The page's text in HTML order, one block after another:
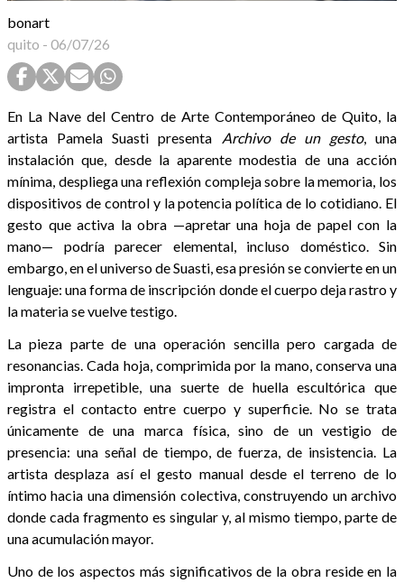
bonart
quito - 06/07/26
En La Nave del Centro de Arte Contemporáneo de Quito, la
artista Pamela Suasti presenta Archivo de un gesto, una
instalación que, desde la aparente modestia de una acción
mínima, despliega una reflexión compleja sobre la memoria, los
dispositivos de control y la potencia política de lo cotidiano. El
gesto que activa la obra —apretar una hoja de papel con la
mano— podría parecer elemental, incluso doméstico. Sin
embargo, en el universo de Suasti, esa presión se convierte en un
lenguaje: una forma de inscripción donde el cuerpo deja rastro y
la materia se vuelve testigo.
La pieza parte de una operación sencilla pero cargada de
resonancias. Cada hoja, comprimida por la mano, conserva una
impronta irrepetible, una suerte de huella escultórica que
registra el contacto entre cuerpo y superficie. No se trata
únicamente de una marca física, sino de un vestigio de
presencia: una señal de tiempo, de fuerza, de insistencia. La
artista desplaza así el gesto manual desde el terreno de lo
íntimo hacia una dimensión colectiva, construyendo un archivo
donde cada fragmento es singular y, al mismo tiempo, parte de
una acumulación mayor.
Uno de los aspectos más significativos de la obra reside en la